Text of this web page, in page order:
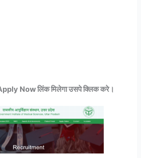
Now लिंक मिलेगा उसपे क्लिक करे।